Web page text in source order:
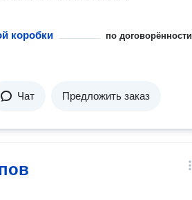
коробки по договорённости
Чат Предложить заказ